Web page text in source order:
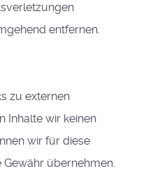
entfernen.
zu externen
Inhalte wir keinen
wir für diese
übernehmen.